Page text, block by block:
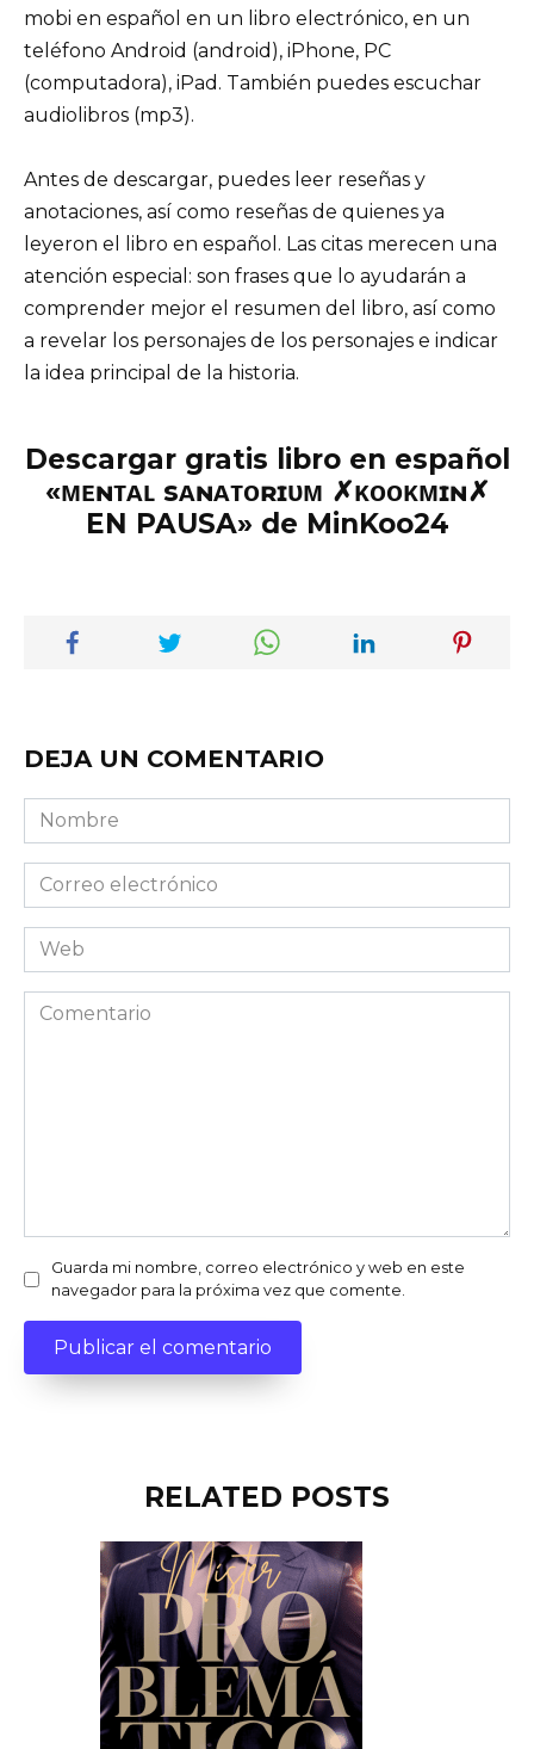
mobi en español en un libro electrónico, en un
teléfono Android (android), iPhone, PC
(computadora), iPad. También puedes escuchar
audiolibros (mp3).
Antes de descargar, puedes leer reseñas y
anotaciones, así como reseñas de quienes ya
leyeron el libro en español. Las citas merecen una
atención especial: son frases que lo ayudarán a
comprender mejor el resumen del libro, así como
a revelar los personajes de los personajes e indicar
la idea principal de la historia.
Descargar gratis libro en español
«ᴍᴇɴᴛᴀʟ sᴀɴᴀᴛᴏʀɪᴜᴍ ✗ᴋᴏᴏᴋᴍɪɴ✗
EN PAUSA» de MinKoo24
DEJA UN COMENTARIO
Nombre
Correo
electrónico
Web
Comentario
Guarda mi nombre, correo electrónico y web en este
navegador para la próxima vez que comente.
RELATED POSTS